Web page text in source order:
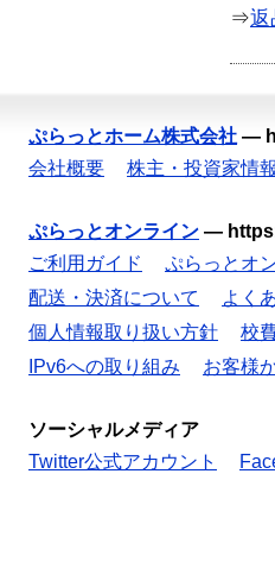
⇒返
ぷらっとホーム株式会社 —
会社概要
株主・投資家情報
ぷらっとオンライン —
ご利用ガイド
ぷらっとオ
配送・決済について
よく
個人情報取り扱い方針
校
IPv6への取り組み
お客様
ソーシャルメディア
Twitter公式アカウント